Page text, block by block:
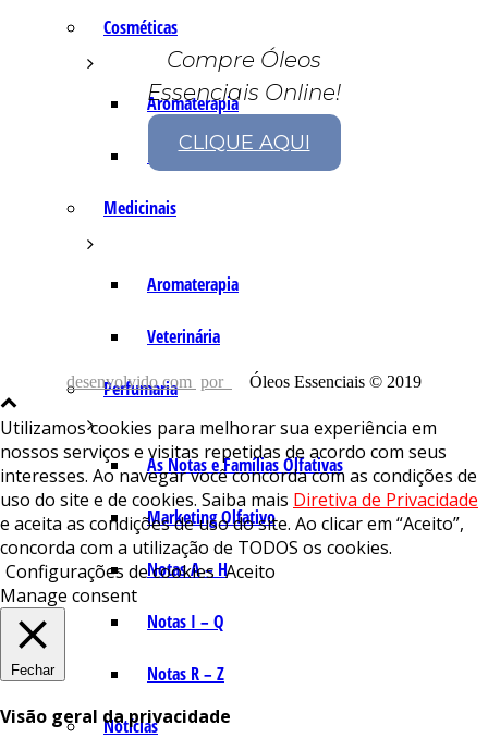
Cosméticas
Aromaterapia
Fórmulas Caseiras
Medicinais
Aromaterapia
Veterinária
Perfumaria
As Notas e Famílias Olfativas
Marketing Olfativo
Notas A – H
Notas I – Q
Notas R – Z
Notícias
Compre Óleos
Essenciais Online!
CLIQUE AQUI
desenvolvido com por Óleos Essenciais © 2019
Utilizamos cookies para melhorar sua experiência em
nossos serviços e visitas repetidas de acordo com seus
interesses. Ao navegar você concorda com as condições de
uso do site e de cookies. Saiba mais Diretiva de Privacidade
e aceita as condições de uso do site. Ao clicar em “Aceito”,
concorda com a utilização de TODOS os cookies.
Configurações de cookies Aceito
Manage consent
Fechar
Visão geral da privacidade